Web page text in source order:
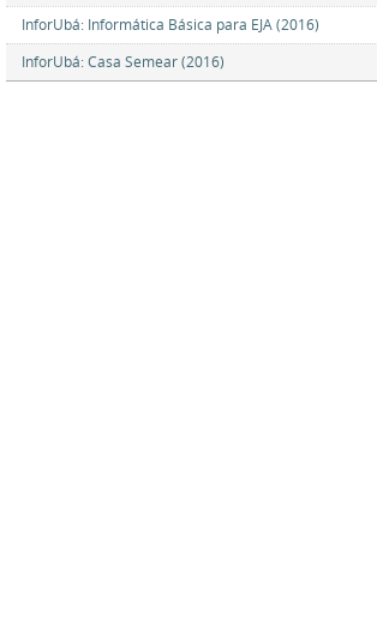
InforUbá: Informática Básica para EJA (2016)
InforUbá: Casa Semear (2016)